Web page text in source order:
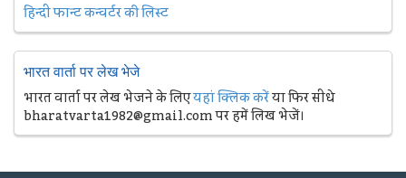
हिन्दी फान्ट कन्वर्टर की लिस्ट
भारत वार्ता पर लेख भेजे
भारत वार्ता पर लेख भेजने के लिएयहां क्लिक करेंया फिर सीधे
bharatvarta1982@gmail.com पर हमें लिख भेजें।